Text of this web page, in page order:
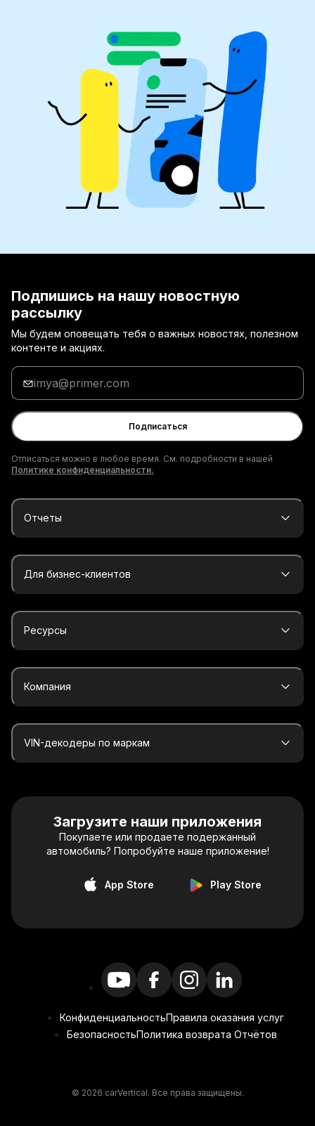
Подпишись на нашу новостную
рассылку
Мы будем оповещать тебя о важных новостях, полезном
контенте и акциях.
Введи
адрес
электронной
почты
Подписаться
Отписаться можно в любое время. См. подробности в нашей
Политике конфиденциальности.
Отчеты
Для бизнес-клиентов
Ресурсы
Компания
VIN-декодеры по маркам
Загрузите наши приложения
Покупаете или продаете подержанный
автомобиль? Попробуйте наше приложение!
App Store Play Store
КонфиденциальностьПравила оказания услуг
БезопасностьПолитика возврата Отчётов
© 2026 carVertical. Все права защищены.